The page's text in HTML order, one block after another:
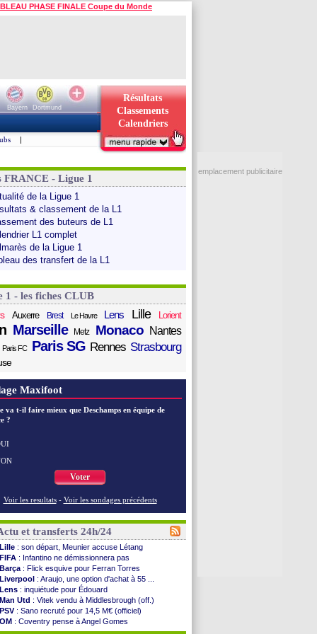
PHASE FINALE Coupe du Monde
Bayern
Dortmund
Résultats
Classements
Calendriers
|
FRANCE - Ligue 1
de la Ligue 1
& classement de la L1
des buteurs de L1
L1 complet
de la Ligue 1
des transfert de la L1
1 - les fiches CLUB
Auxerre Brest Le Havre Lens Lille Lorient
Marseille Metz Monaco Nantes
Paris FC Paris SG Rennes Strasbourg
Maxifoot
va t-il faire mieux que Deschamps en équipe de
?
Voter
Voir les resultats - Voir les sondages précédents
et transferts 24h/24
Lille : son départ, Meunier accuse Létang
FIFA : Infantino ne démissionnera pas
Barça : Flick esquive pour Ferran Torres
Liverpool : Araujo, une option d'achat à 55 ...
Lens : inquiétude pour Édouard
Man Utd : Vitek vendu à Middlesbrough (off.)
PSV : Sano recruté pour 14,5 M€ (officiel)
OM : Coventry pense à Angel Gomes
: Rafel Pol satisfait des progrès
emplacement publicitaire